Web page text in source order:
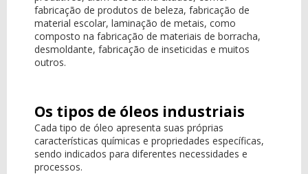
fabricação de produtos de beleza, fabricação de
material escolar, laminação de metais, como
composto na fabricação de materiais de borracha,
desmoldante, fabricação de inseticidas e muitos
outros.
Os tipos de óleos industriais
Cada tipo de óleo apresenta suas próprias
características químicas e propriedades específicas,
sendo indicados para diferentes necessidades e
processos.